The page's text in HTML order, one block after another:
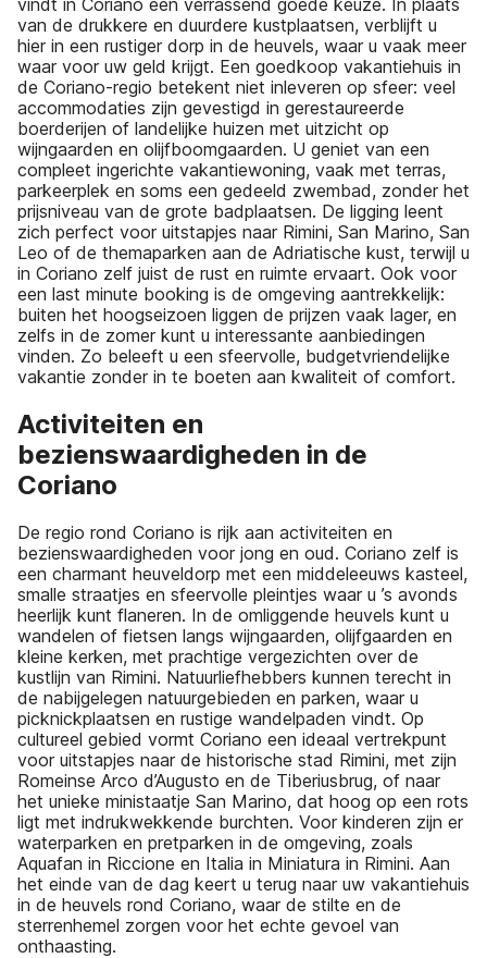
van de drukkere en duurdere kustplaatsen, verblijft u
hier in een rustiger dorp in de heuvels, waar u vaak meer
waar voor uw geld krijgt. Een goedkoop vakantiehuis in
de Coriano-regio betekent niet inleveren op sfeer: veel
accommodaties zijn gevestigd in gerestaureerde
boerderijen of landelijke huizen met uitzicht op
wijngaarden en olijfboomgaarden. U geniet van een
compleet ingerichte vakantiewoning, vaak met terras,
parkeerplek en soms een gedeeld zwembad, zonder het
prijsniveau van de grote badplaatsen. De ligging leent
zich perfect voor uitstapjes naar Rimini, San Marino, San
Leo of de themaparken aan de Adriatische kust, terwijl u
in Coriano zelf juist de rust en ruimte ervaart. Ook voor
een last minute booking is de omgeving aantrekkelijk:
buiten het hoogseizoen liggen de prijzen vaak lager, en
zelfs in de zomer kunt u interessante aanbiedingen
vinden. Zo beleeft u een sfeervolle, budgetvriendelijke
vakantie zonder in te boeten aan kwaliteit of comfort.
Activiteiten en
bezienswaardigheden in de
Coriano
De regio rond Coriano is rijk aan activiteiten en
bezienswaardigheden voor jong en oud. Coriano zelf is
een charmant heuveldorp met een middeleeuws kasteel,
smalle straatjes en sfeervolle pleintjes waar u ’s avonds
heerlijk kunt flaneren. In de omliggende heuvels kunt u
wandelen of fietsen langs wijngaarden, olijfgaarden en
kleine kerken, met prachtige vergezichten over de
kustlijn van Rimini. Natuurliefhebbers kunnen terecht in
de nabijgelegen natuurgebieden en parken, waar u
picknickplaatsen en rustige wandelpaden vindt. Op
cultureel gebied vormt Coriano een ideaal vertrekpunt
voor uitstapjes naar de historische stad Rimini, met zijn
Romeinse Arco d’Augusto en de Tiberiusbrug, of naar
het unieke ministaatje San Marino, dat hoog op een rots
ligt met indrukwekkende burchten. Voor kinderen zijn er
waterparken en pretparken in de omgeving, zoals
Aquafan in Riccione en Italia in Miniatura in Rimini. Aan
het einde van de dag keert u terug naar uw vakantiehuis
in de heuvels rond Coriano, waar de stilte en de
sterrenhemel zorgen voor het echte gevoel van
onthaasting.